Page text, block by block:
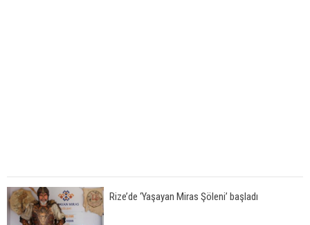
Rize’de ‘Yaşayan Miras Şöleni’ başladı